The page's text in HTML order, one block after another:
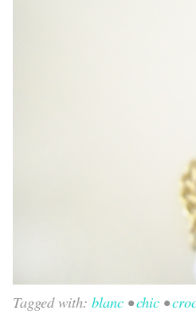
Tagged with: blanc •chic •